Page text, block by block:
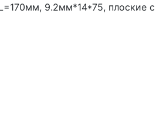
9.2мм*14*75, плоские